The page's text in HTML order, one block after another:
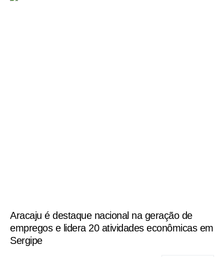
Aracaju é destaque nacional na geração de
empregos e lidera 20 atividades econômicas em
Sergipe